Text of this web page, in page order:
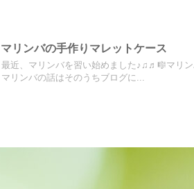
マリンバの手作りマレットケース
最近、マリンバを習い始めました♪♫♬🎼マリ
マリンバの話はそのうちブログに...